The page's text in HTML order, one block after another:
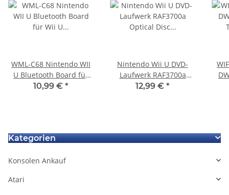
WML-C68 Nintendo WII
U Bluetooth Board für
Wii U Nintendo Ersatz
10,99 € *
Nintendo Wii U DVD-
Laufwerk RAF3700a
Optical Disc
12,99 € *
Kategorien
Konsolen Ankauf
Atari